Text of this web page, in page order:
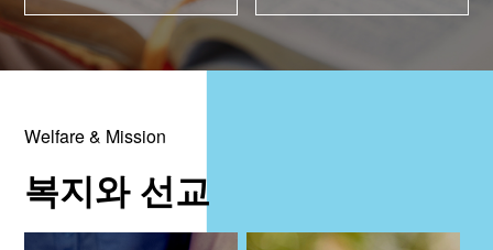
굿패밀리 복지재단
대원 전도대
해외선교
법인후원금내역
Welfare & Mission
복지와 선교